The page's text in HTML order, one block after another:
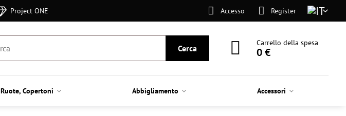
Project ONE Accesso Register
Cerca
Carrello della spesa
0 €
Ruote, Copertoni Abbigliamento Accessori